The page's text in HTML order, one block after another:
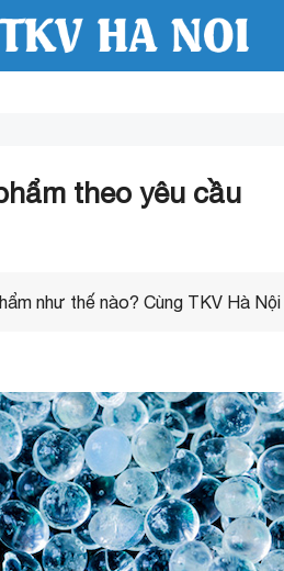
theo yêu cầu
như thế nào? Cùng TKV Hà Nội